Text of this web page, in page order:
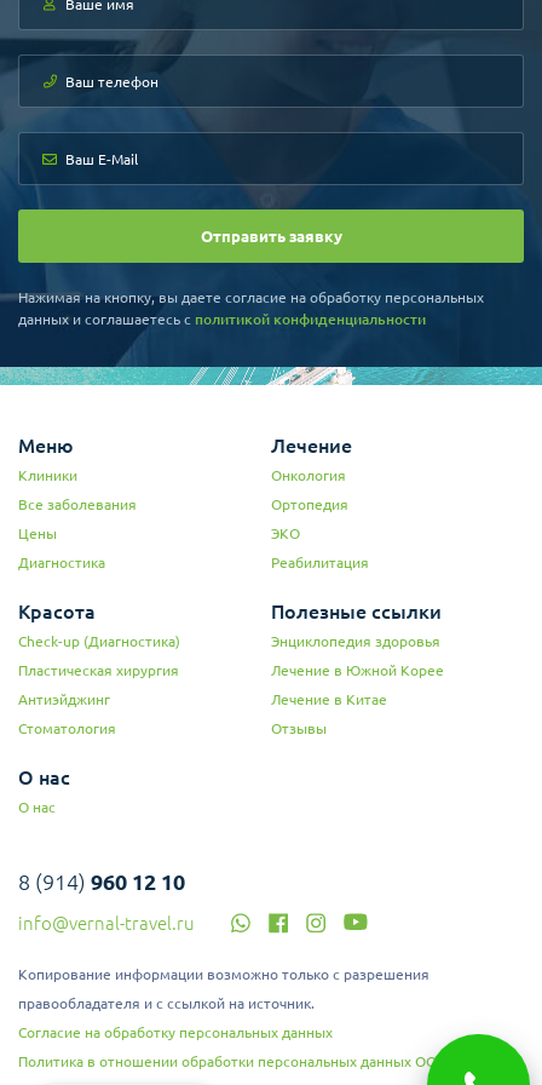
чем на лечение. Поэтому по возможности нужно
брать с собой привычные крупы, может хлеб на
первое время, консервы какие-то и т. д.
оценивать врач, но скажу от себя, что два месяца
оптимально, ну может два месяца и неделя. Т. к. за
один месяц идет только привыкание и реальные
результаты начинаются на второй месяц, три
месяца очень долго, лечение очень интенсивное от
которого необходимо отдыхать.
отдохнуть и вернуться в эту клинику еще раз.
Спасибо)
Дмитрий Л., г.Владивосток
Отправить заявку
Нажимая на кнопку, вы даете согласие на обработку персональных
данных и соглашаетесь c политикой конфиденциальности
Меню
Клиники
Все заболевания
Цены
Диагностика
Лечение
Онкология
Ортопедия
ЭКО
Реабилитация
Красота
Check-up (Диагностика)
Пластическая хирургия
Антиэйджинг
Стоматология
Полезные ссылки
Энциклопедия здоровья
Лечение в Южной Корее
Лечение в Китае
Отзывы
О нас
О нас
8 (914) 960 12 10
info@vernal-travel.ru
Копирование информации возможно только с разрешения
правообладателя и с ссылкой на источник.
Согласие на обработку персональных данных
Политика в отношении обработки персональных данных ООО "Верналь"